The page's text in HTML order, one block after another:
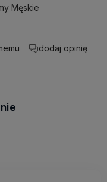
Męskie
dodaj opinię